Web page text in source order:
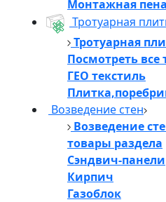
Монтажная пена
Тротуарная
Тротуарная
Посмотреть все
ГЕО текстиль
Возведение стен
Возведение
товары раздела
Сэндвич-панели
Кирпич
Газоблок